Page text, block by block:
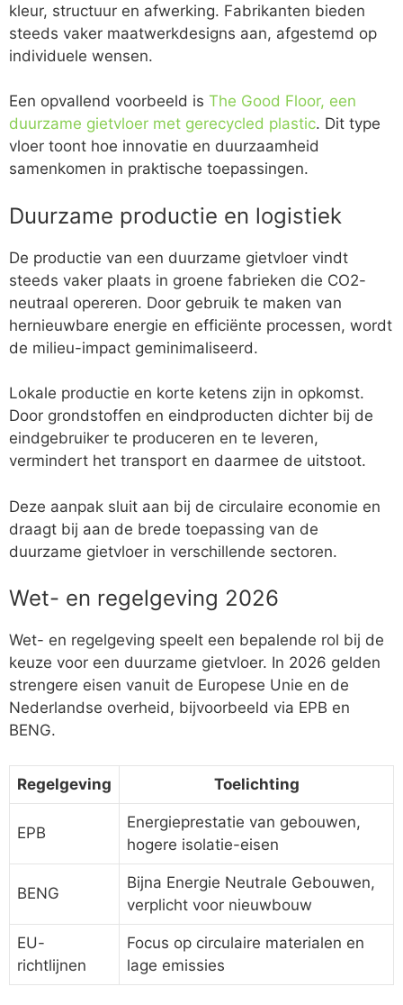
kleur, structuur en afwerking. Fabrikanten bieden
steeds vaker maatwerkdesigns aan, afgestemd op
individuele wensen.
Een opvallend voorbeeld is The Good Floor, een
duurzame gietvloer met gerecycled plastic. Dit type
vloer toont hoe innovatie en duurzaamheid
samenkomen in praktische toepassingen.
Duurzame productie en logistiek
De productie van een duurzame gietvloer vindt
steeds vaker plaats in groene fabrieken die CO2-
neutraal opereren. Door gebruik te maken van
hernieuwbare energie en efficiënte processen, wordt
de milieu-impact geminimaliseerd.
Lokale productie en korte ketens zijn in opkomst.
Door grondstoffen en eindproducten dichter bij de
eindgebruiker te produceren en te leveren,
vermindert het transport en daarmee de uitstoot.
Deze aanpak sluit aan bij de circulaire economie en
draagt bij aan de brede toepassing van de
duurzame gietvloer in verschillende sectoren.
Wet- en regelgeving 2026
Wet- en regelgeving speelt een bepalende rol bij de
keuze voor een duurzame gietvloer. In 2026 gelden
strengere eisen vanuit de Europese Unie en de
Nederlandse overheid, bijvoorbeeld via EPB en
BENG.
Regelgeving Toelichting
EPB
Energieprestatie van gebouwen,
hogere isolatie-eisen
BENG
Bijna Energie Neutrale Gebouwen,
verplicht voor nieuwbouw
EU-
richtlijnen
Focus op circulaire materialen en
lage emissies